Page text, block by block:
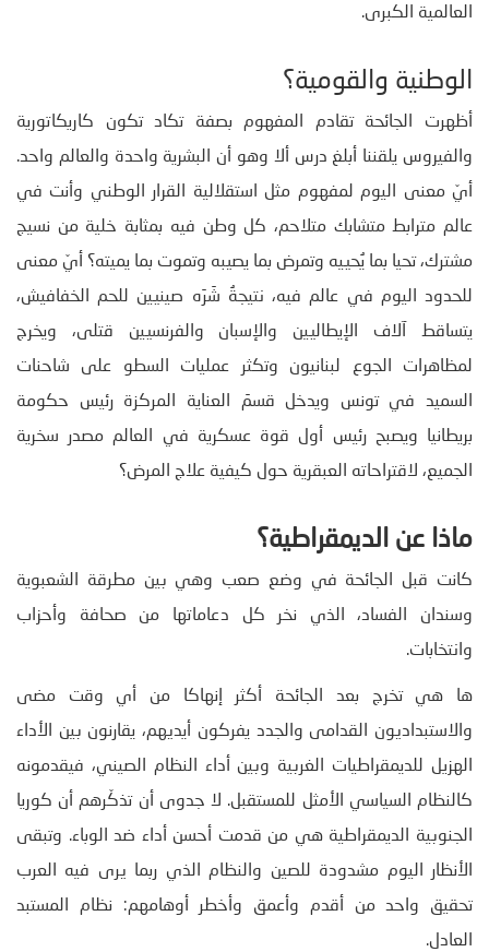
العالمية الكبرى.
الوطنية والقومية؟
أظهرت الجائحة تقادم المفهوم بصفة تكاد تكون كاريكاتورية
والفيروس يلقننا أبلغ درس ألا وهو أن البشرية واحدة والعالم واحد.
أيّ معنى اليوم لمفهوم مثل استقلالية القرار الوطني وأنت في
عالم مترابط متشابك متلاحم، كل وطن فيه بمثابة خلية من نسيج
مشترك، تحيا بما يُحييه وتمرض بما يصيبه وتموت بما يميته؟ أيّ معنى
للحدود اليوم في عالم فيه، نتيجةُ شَرَه صينيين للحم الخفافيش،
يتساقط آلاف الإيطاليين والإسبان والفرنسيين قتلى، ويخرج
لمظاهرات الجوع لبنانيون وتكثر عمليات السطو على شاحنات
السميد في تونس ويدخل قسمَ العناية المركزة رئيس حكومة
بريطانيا ويصبح رئيس أول قوة عسكرية في العالم مصدر سخرية
الجميع، لاقتراحاته العبقرية حول كيفية علاج المرض؟
ماذا عن الديمقراطية؟
كانت قبل الجائحة في وضع صعب وهي بين مطرقة الشعبوية
وسندان الفساد، الذي نخر كل دعاماتها من صحافة وأحزاب
وانتخابات.
ها هي تخرج بعد الجائحة أكثر إنهاكا من أي وقت مضى
والاستبداديون القدامى والجدد يفركون أيديهم، يقارنون بين الأداء
الهزيل للديمقراطيات الغربية وبين أداء النظام الصيني، فيقدمونه
كالنظام السياسي الأمثل للمستقبل. لا جدوى أن تذكّرهم أن كوريا
الجنوبية الديمقراطية هي من قدمت أحسن أداء ضد الوباء. وتبقى
الأنظار اليوم مشدودة للصين والنظام الذي ربما يرى فيه العرب
تحقيق واحد من أقدم وأعمق وأخطر أوهامهم: نظام المستبد
العادل.